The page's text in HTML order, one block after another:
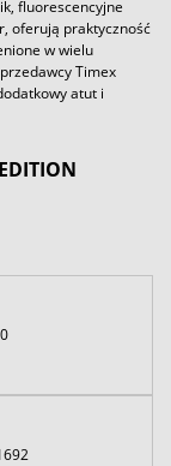
fluorescencyjne
oferują praktyczność
w wielu
Timex
atut i